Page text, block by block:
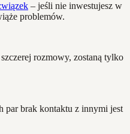
– jeśli nie inwestujesz w
problemów.
rozmowy, zostaną tylko
par brak kontaktu z innymi jest